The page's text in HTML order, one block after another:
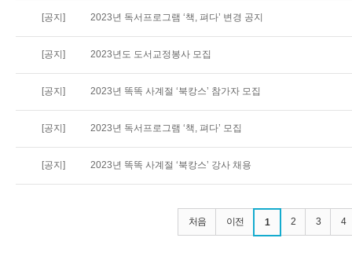
[공지] 2023년 독서프로그램 ‘책, 펴다’ 변경 공지
[공지] 2023년도 도서교정봉사 모집
[공지] 2023년 똑똑 사계절 ‘북캉스’ 참가자 모집
[공지] 2023년 독서프로그램 ‘책, 펴다’ 모집
[공지] 2023년 똑똑 사계절 ‘북캉스’ 강사 채용
처음 이전 1 2 3 4